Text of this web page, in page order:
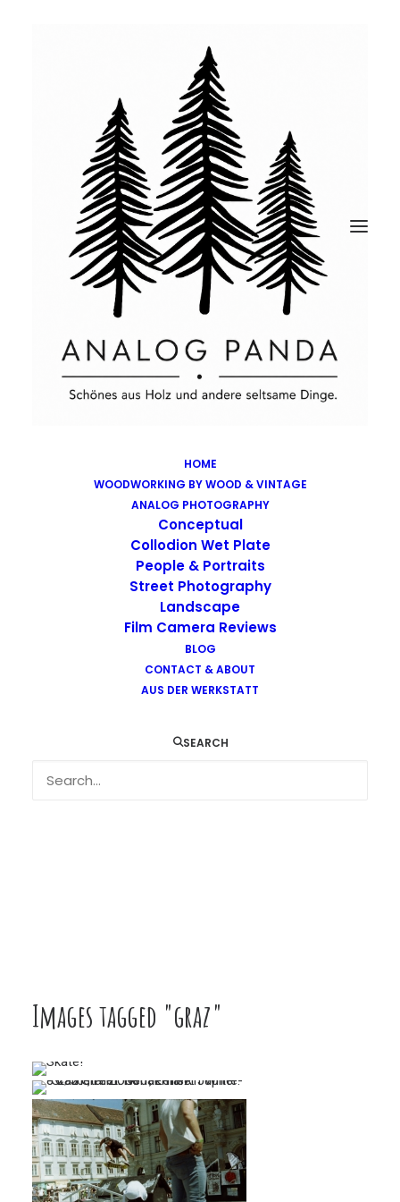
HOME
WOODWORKING BY WOOD & VINTAGE
ANALOG PHOTOGRAPHY
Conceptual
Collodion Wet Plate
People & Portraits
Street Photography
Landscape
Film Camera Reviews
BLOG
CONTACT & ABOUT
AUS DER WERKSTATT
SEARCH
Images tagged "graz"
Images tagged "graz"
…